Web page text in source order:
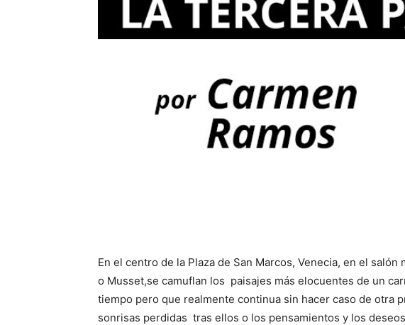
En el centro de la Plaza de San Marcos, Venecia, en el
o Musset,se camuflan los paisajes más elocuentes de un
tiempo pero que realmente continua sin hacer caso de otra
sonrisas perdidas tras ellos o los pensamientos y los